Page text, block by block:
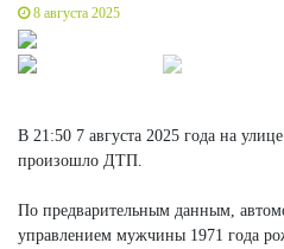
8 августа 2025
В 21:50 7 августа 2025 года на
произошло ДТП.
По предварительным данным,
управлением мужчины 1971 года